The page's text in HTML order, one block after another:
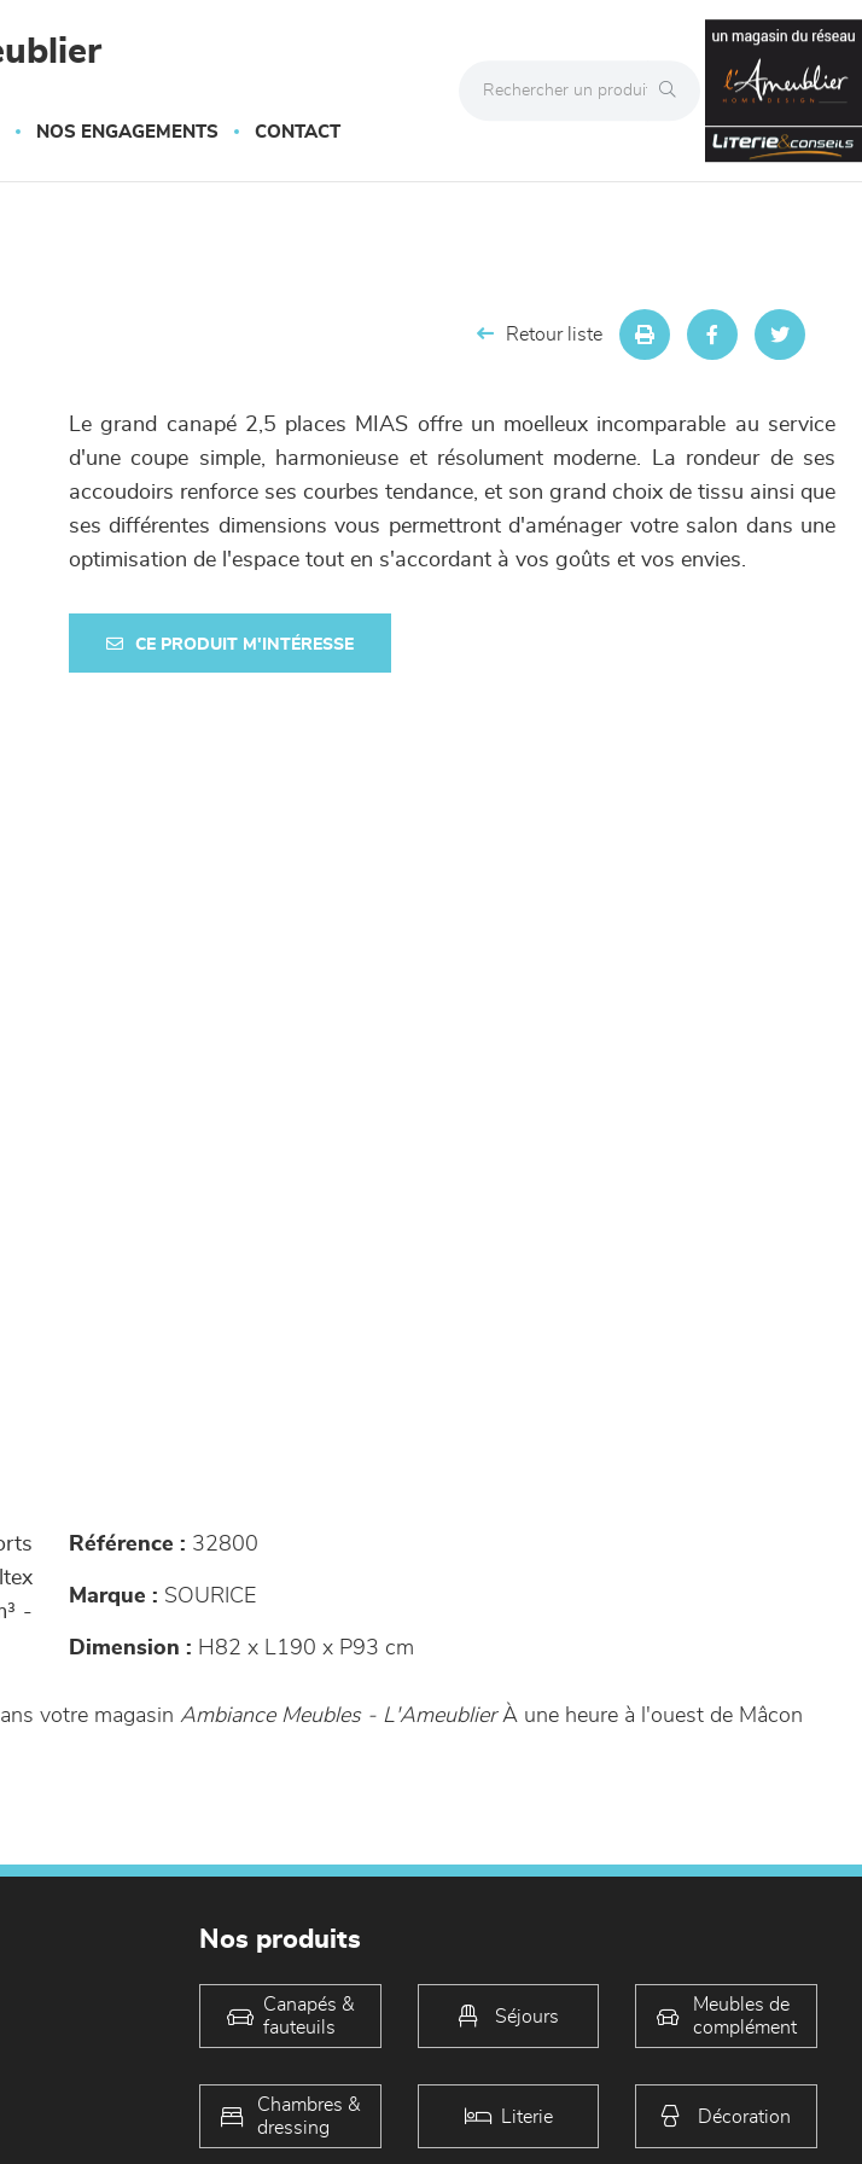
NOS ENGAGEMENTS CONTACT
Retour liste
Le grand canapé 2,5 places MIAS offre un moelleux incomparable au service
d'une coupe simple, harmonieuse et résolument moderne. La rondeur de ses
accoudoirs renforce ses courbes tendance, et son grand choix de tissu ainsi que
ses différentes dimensions vous permettront d'aménager votre salon dans une
optimisation de l'espace tout en s'accordant à vos goûts et vos envies.
CE PRODUIT M'INTÉRESSE
-
Référence : 32800
Marque : SOURICE
Dimension : H82 x L190 x P93 cm
votre magasin Ambiance Meubles - L'AmeublierÀ une heure à l'ouest de Mâcon
Nos produits
Canapés &
fauteuils
Séjours
Meubles de
complément
Chambres &
dressing
Literie Décoration